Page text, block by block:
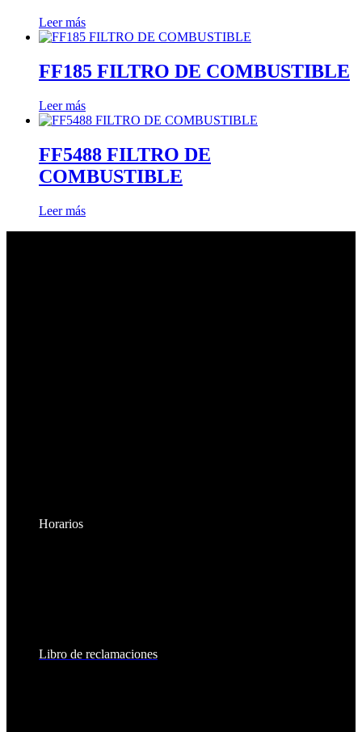
Leer más
FF185 FILTRO DE COMBUSTIBLE
Leer más
FF5488 FILTRO DE
COMBUSTIBLE
Leer más
Horarios
Libro de reclamaciones